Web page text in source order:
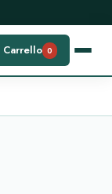
Carrello 0